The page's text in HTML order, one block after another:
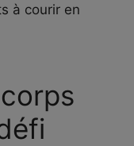
à courir en